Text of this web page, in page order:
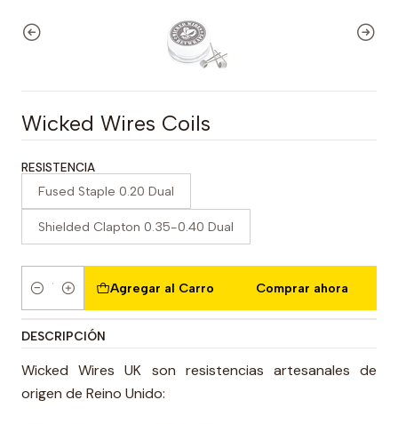
Wicked Wires Coils
RESISTENCIA
Fused Staple 0.20 Dual
Shielded Clapton 0.35-0.40 Dual
Cantidad
Agregar al Carro Comprar ahora
DESCRIPCIÓN
Wicked Wires UK son resistencias artesanales de
origen de Reino Unido: